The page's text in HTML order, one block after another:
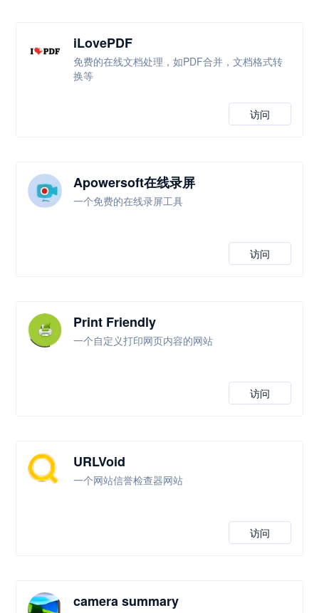
iLovePDF
免费的在线文档处理，如PDF合并，文档格式转
换等
访问
Apowersoft在线录屏
一个免费的在线录屏工具
访问
Print Friendly
一个自定义打印网页内容的网站
访问
URLVoid
一个网站信誉检查器网站
访问
camera summary